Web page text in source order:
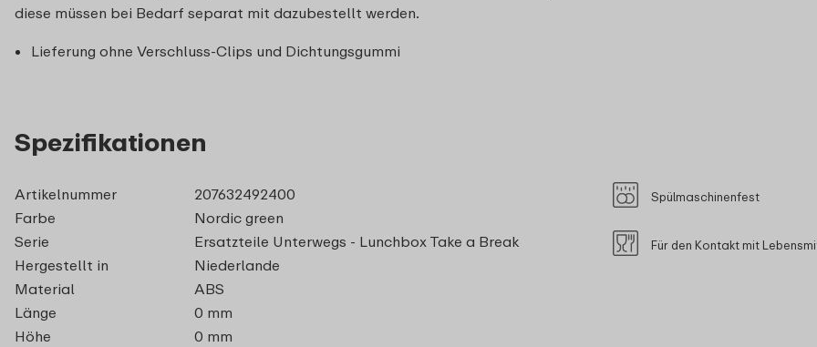
diese müssen bei Bedarf separat mit dazubestellt werden.
Lieferung ohne Verschluss-Clips und Dichtungsgummi
Spezifikationen
Artikelnummer
207632492400
Farbe
Nordic green
Serie
Ersatzteile Unterwegs - Lunchbox Take a Break
Hergestellt in
Niederlande
Material
ABS
Länge
0 mm
Höhe
0 mm
Spülmaschinenfest
Für den Kontakt mit